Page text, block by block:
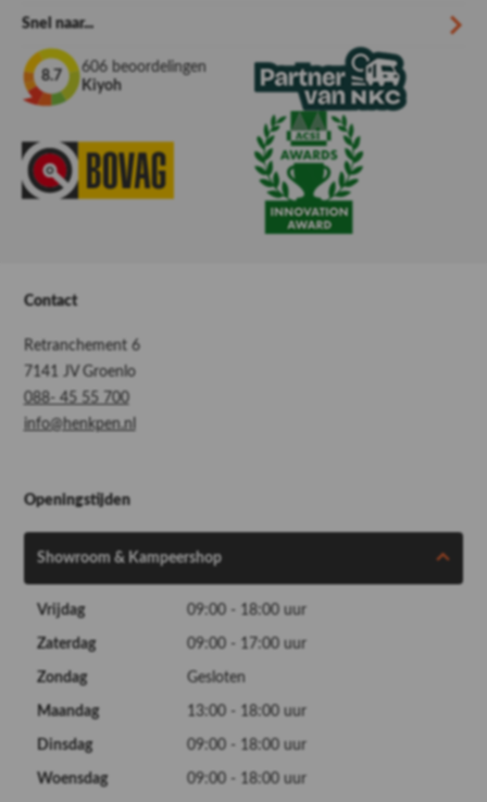
Snel naar...
8.7
606 beoordelingen
Kiyoh
Contact
Retranchement 6
7141 JV Groenlo
088- 45 55 700
info@henkpen.nl
Openingstijden
Showroom & Kampeershop
Vrijdag 09:00 - 18:00 uur
Zaterdag 09:00 - 17:00 uur
Zondag Gesloten
Maandag 13:00 - 18:00 uur
Dinsdag 09:00 - 18:00 uur
Woensdag 09:00 - 18:00 uur